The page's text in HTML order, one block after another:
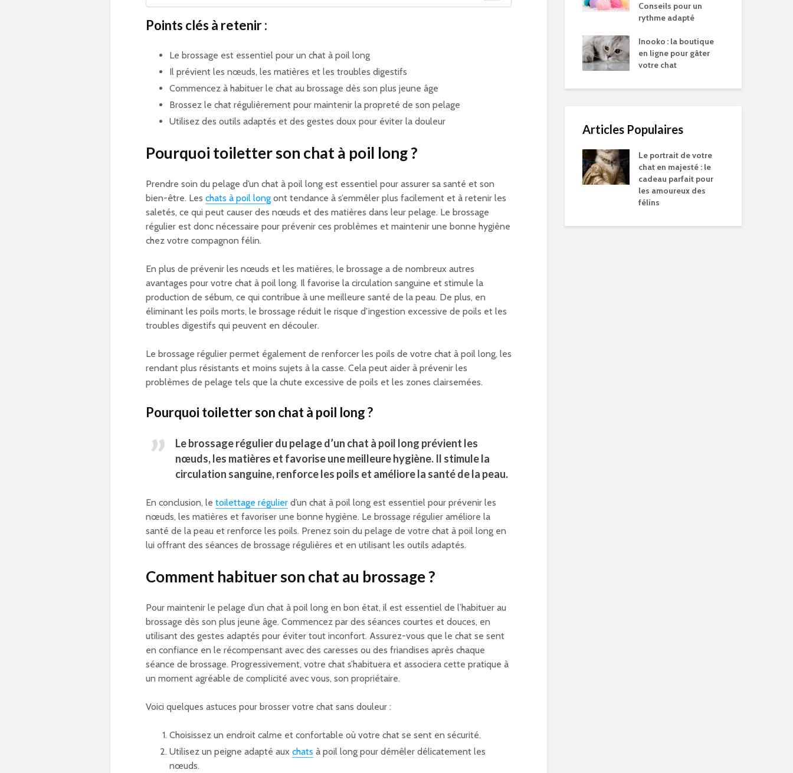
Points clés à retenir :
Le brossage est essentiel pour un chat à poil long
Il prévient les nœuds, les matières et les troubles digestifs
Commencez à habituer le chat au brossage dès son plus jeune âge
Brossez le chat régulièrement pour maintenir la propreté de son pelage
Utilisez des outils adaptés et des gestes doux pour éviter la douleur
Pourquoi toiletter son chat à poil long ?
Prendre soin du pelage d’un chat à poil long est essentiel pour assurer sa santé et son
bien-être. Les chats à poil long ont tendance à s’emmêler plus facilement et à retenir les
saletés, ce qui peut causer des nœuds et des matières dans leur pelage. Le brossage
régulier est donc nécessaire pour prévenir ces problèmes et maintenir une bonne hygiène
chez votre compagnon félin.
En plus de prévenir les nœuds et les matières, le brossage a de nombreux autres
avantages pour votre chat à poil long. Il favorise la circulation sanguine et stimule la
production de sébum, ce qui contribue à une meilleure santé de la peau. De plus, en
éliminant les poils morts, le brossage réduit le risque d’ingestion excessive de poils et les
troubles digestifs qui peuvent en découler.
Le brossage régulier permet également de renforcer les poils de votre chat à poil long, les
rendant plus résistants et moins sujets à la casse. Cela peut aider à prévenir les
problèmes de pelage tels que la chute excessive de poils et les zones clairsemées.
Pourquoi toiletter son chat à poil long ?
Le brossage régulier du pelage d’un chat à poil long prévient les
nœuds, les matières et favorise une meilleure hygiène. Il stimule la
circulation sanguine, renforce les poils et améliore la santé de la peau.
En conclusion, le toilettage régulier d’un chat à poil long est essentiel pour prévenir les
nœuds, les matières et favoriser une bonne hygiène. Le brossage régulier améliore la
santé de la peau et renforce les poils. Prenez soin du pelage de votre chat à poil long en
lui offrant des séances de brossage régulières et en utilisant les outils adaptés.
Comment habituer son chat au brossage ?
Pour maintenir le pelage d’un chat à poil long en bon état, il est essentiel de l’habituer au
brossage dès son plus jeune âge. Commencez par des séances courtes et douces, en
utilisant des gestes adaptés pour éviter tout inconfort. Assurez-vous que le chat se sent
en confiance en le récompensant avec des caresses ou des friandises après chaque
séance de brossage. Progressivement, votre chat s’habituera et associera cette pratique à
un moment agréable de complicité avec vous, son propriétaire.
Voici quelques astuces pour brosser votre chat sans douleur :
Choisissez un endroit calme et confortable où votre chat se sent en sécurité.
Utilisez un peigne adapté aux chats à poil long pour démêler délicatement les
nœuds.
Conseils pour un
rythme adapté
Inooko : la boutique
en ligne pour gâter
votre chat
Articles Populaires
Le portrait de votre
chat en majesté : le
cadeau parfait pour
les amoureux des
félins